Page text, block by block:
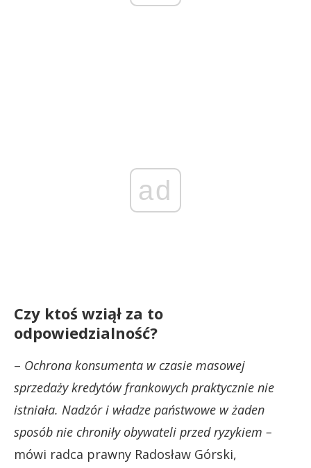
ad
Czy ktoś wziął za to
odpowiedzialność?
– Ochrona konsumenta w czasie masowej
sprzedaży kredytów frankowych praktycznie nie
istniała. Nadzór i władze państwowe w żaden
sposób nie chroniły obywateli przed ryzykiem –
mówi radca prawny Radosław Górski,